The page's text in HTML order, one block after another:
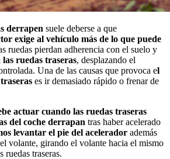
derrapen suele deberse a que
exige al vehículo más de lo que puede
ruedas pierdan adherencia con el suelo y
las ruedas traseras, desplazando el
Una de las causas que provoca el
es ir demasiado rápido o frenar de
actuar cuando las ruedas traseras
del coche derrapan tras haber acelerado
levantar el pie del acelerador además
volante, girando el volante hacia el mismo
ruedas traseras.